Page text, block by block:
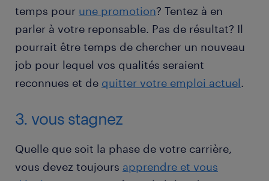
temps pour une promotion? Tentez à en
parler à votre reponsable. Pas de résultat? Il
pourrait être temps de chercher un nouveau
job pour lequel vos qualités seraient
reconnues et de quitter votre emploi actuel.
3. vous stagnez
Quelle que soit la phase de votre carrière,
vous devez toujours apprendre et vous